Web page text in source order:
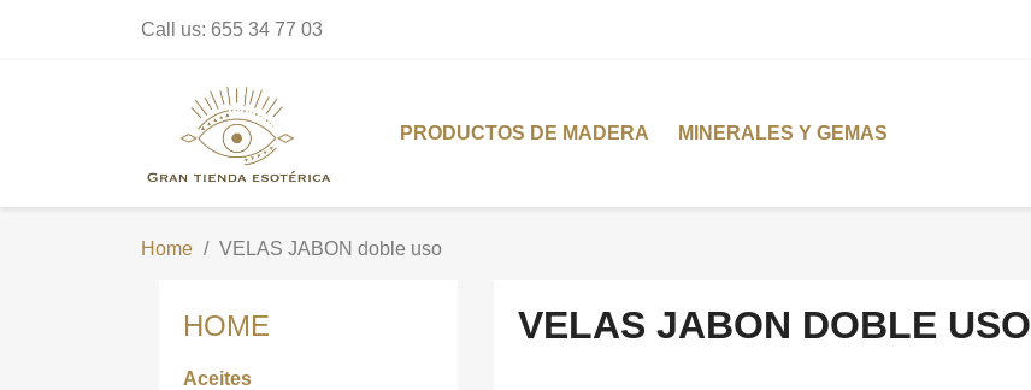
Call us: 655 34 77 03
PRODUCTOS DE MADERA MINERALES Y GEMAS
Home VELAS JABON doble uso
HOME
Aceites
VELAS JABON DOBLE USO